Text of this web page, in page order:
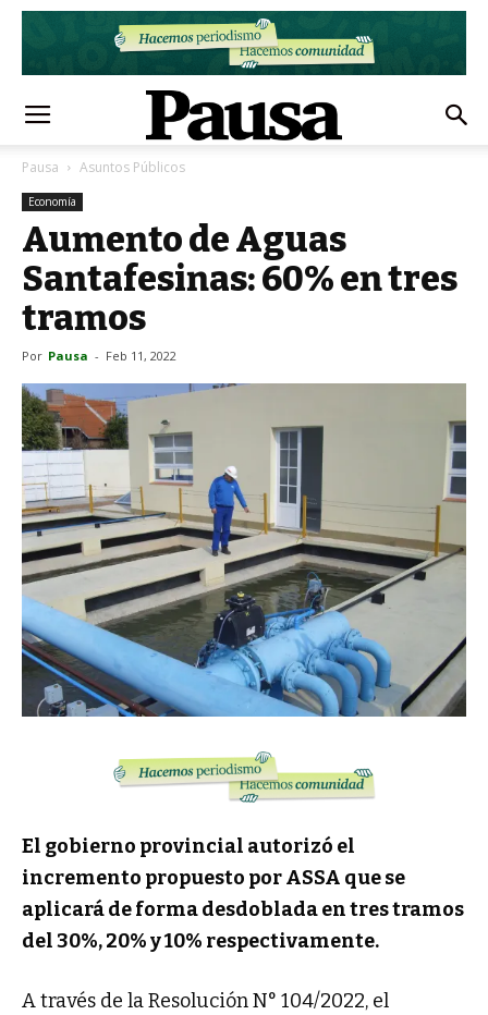
Pausa Asuntos Públicos
Economía
Aumento de Aguas
Santafesinas: 60% en tres
tramos
Por Pausa - Feb 11, 2022
El gobierno provincial autorizó el
incremento propuesto por ASSA que se
aplicará de forma desdoblada en tres tramos
del 30%, 20% y 10% respectivamente.
A través de la Resolución N° 104/2022, el